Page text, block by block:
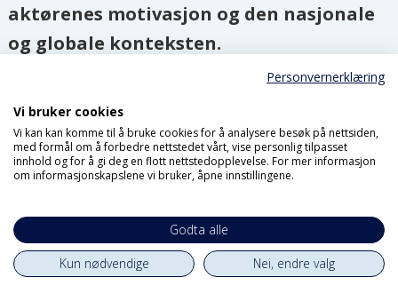
aktørenes motivasjon og den nasjonale
og globale konteksten.
Straumes medstudent på Norges
Idrettshøgskole Anders Hasselgård – også
bidragsyter til hennes avhandling – peker i
artikkelen«Idrettsbistand, idrettens
(2009) på at det mangler forskning som kan
si oss noe om idrettsbistand og forholdet
Personvernerklæring
Vi bruker cookies
Vi kan kan komme til å bruke cookies for å analysere besøk på nettsiden,
med formål om å forbedre nettstedet vårt, vise personlig tilpasset
innhold og for å gi deg en flott nettstedopplevelse. For mer informasjon
om informasjonskapslene vi bruker, åpne innstillingene.
Godta alle
Kun nødvendige
Nei, endre valg